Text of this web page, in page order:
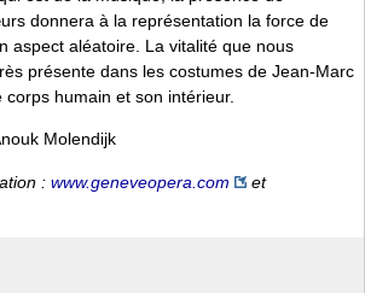
donnera à la représentation la force de
aspect aléatoire. La vitalité que nous
présente dans les costumes de Jean-Marc
humain et son intérieur.
Molendijk
: www.geneveopera.com
et